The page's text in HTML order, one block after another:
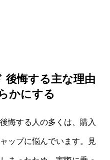
後悔する主な理由
かにする
悔する人の多くは、購入
ップに悩んでいます。見